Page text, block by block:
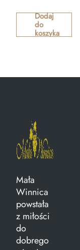
Dodaj
do
koszyka
Mała
Winnica
powstała
z miłości
do
dobrego